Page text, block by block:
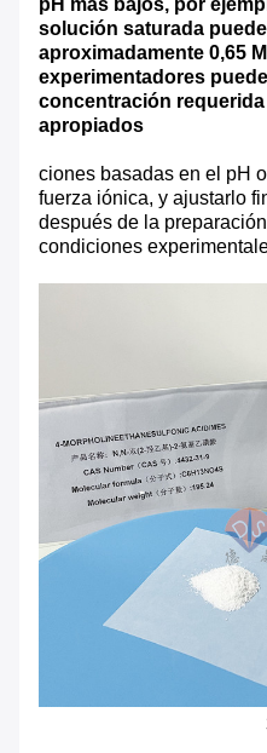
pH más bajos, por
solución saturada
aproximadamente 0,65
experimentadores
concentración
apropiados
ciones basadas en el pH
fuerza iónica, y ajustarlo
después de la
condiciones